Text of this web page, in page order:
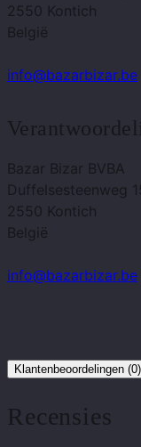
2550 Kontich
België
info@bazarbizar.be
Bazar Bizar BVBA
Duffelsesteenweg
2550 Kontich
België
info@bazarbizar.be
Klantenbeoordelingen (0)
Recensies